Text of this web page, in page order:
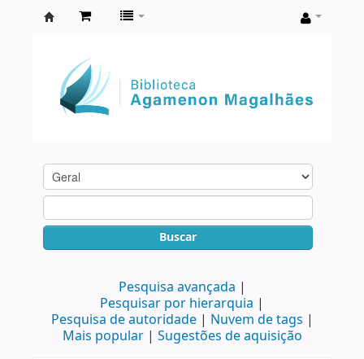
Agamenon
Magalhães
Buscar
Pesquisa avançada
Pesquisar por hierarquia
Pesquisa de autoridade
Nuvem de tags
Mais popular
Sugestões de aquisição